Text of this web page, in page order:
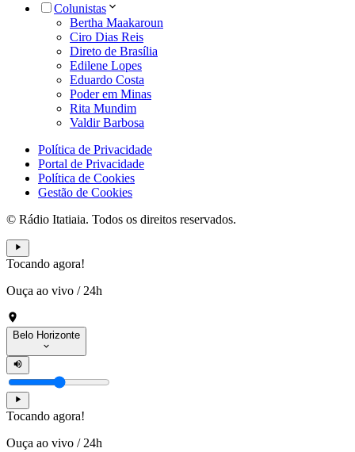
Colunistas
Bertha Maakaroun
Ciro Dias Reis
Direto de Brasília
Edilene Lopes
Eduardo Costa
Poder em Minas
Rita Mundim
Valdir Barbosa
Política de Privacidade
Portal de Privacidade
Política de Cookies
Gestão de Cookies
© Rádio Itatiaia. Todos os direitos reservados.
Tocando agora!
Ouça ao vivo / 24h
Belo Horizonte
Tocando agora!
Ouça ao vivo / 24h